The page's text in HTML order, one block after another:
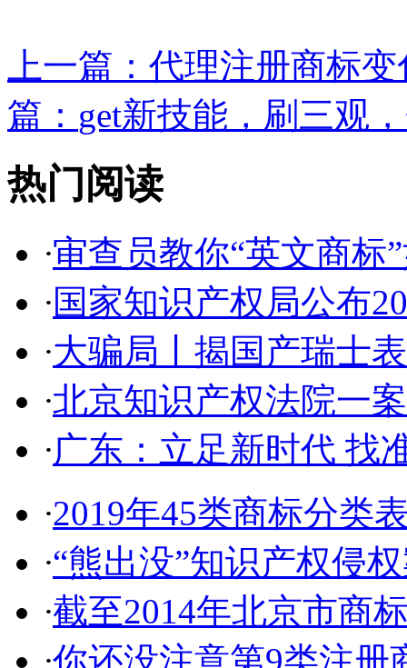
上一篇： 代理注册商标
篇： get新技能，刷三观
热门阅读
·审查员教你“英文商标
·国家知识产权局公布
·大骗局丨揭国产瑞士
·北京知识产权法院一
·广东：立足新时代 找
·2019年45类商标分类
·“熊出没”知识产权侵
·截至2014年北京市商
·你还没注意第9类注册